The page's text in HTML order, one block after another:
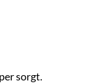
sorgt.